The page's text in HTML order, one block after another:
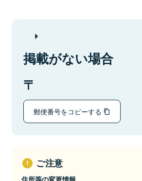
掲載がない場合
郵便番号をコピーする
ご注意
住所等の変更情報